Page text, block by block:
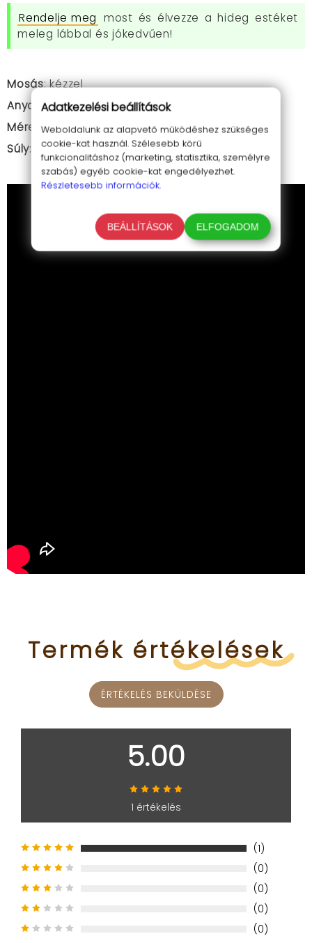
Rendelje meg most és élvezze a hideg estéket
meleg lábbal és jókedvűen!
Mosás: kézzel
Anyaga: turmalin, poliészter pamut
Méret : egy méret (38 - 44)
Súly: 40g
Termék értékelések
ÉRTÉKELÉS BEKÜLDÉSE
5.00
1 értékelés
(1)
(0)
(0)
(0)
(0)
Adatkezelési beállítások
Weboldalunk az alapvető működéshez szükséges
cookie-kat használ. Szélesebb körű
funkcionalitáshoz (marketing, statisztika, személyre
szabás) egyéb cookie-kat engedélyezhet.
Részletesebb információk.
BEÁLLÍTÁSOK ELFOGADOM